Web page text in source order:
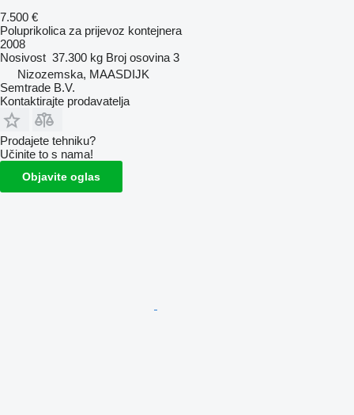
7.500 €
Poluprikolica za prijevoz kontejnera
2008
Nosivost 37.300 kg Broj osovina 3
Nizozemska, MAASDIJK
Semtrade B.V.
Kontaktirajte prodavatelja
Prodajete tehniku?
Učinite to s nama!
Objavite oglas